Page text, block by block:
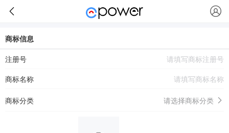
商标信息
注册号
商标名称
商标分类 请选择商标分类